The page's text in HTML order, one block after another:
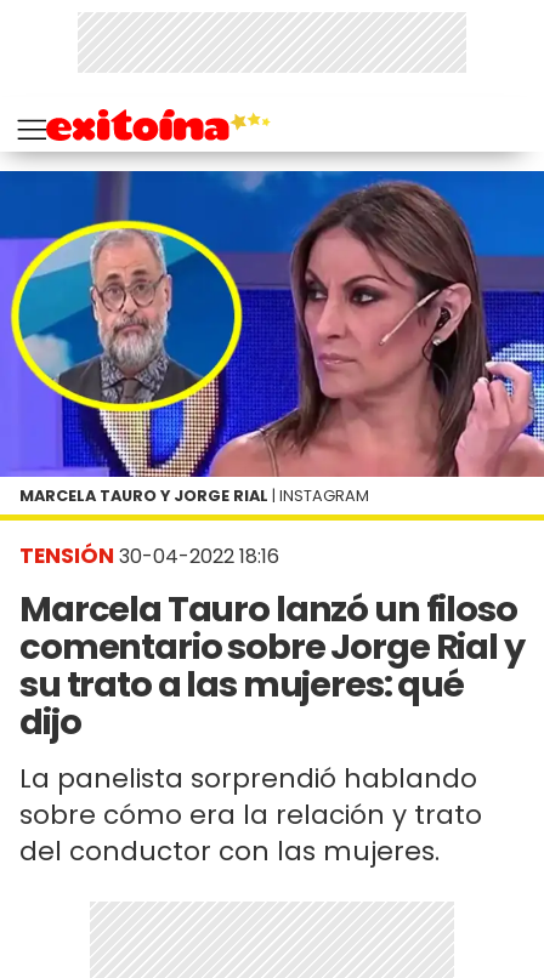
TENSIÓN 30-04-2022 18:16
Marcela Tauro lanzó un filoso
comentario sobre Jorge Rial y
su trato a las mujeres: qué
dijo
La panelista sorprendió hablando
sobre cómo era la relación y trato
del conductor con las mujeres.
MARCELA TAURO Y JORGE RIAL | INSTAGRAM